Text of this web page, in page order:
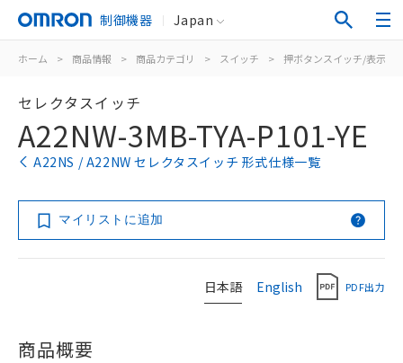
制御機器 Japan
ホーム > 商品情報 > 商品カテゴリ > スイッチ > 押ボタンスイッチ/表示灯
セレクタスイッチ
A22NW-3MB-TYA-P101-YE
A22NS / A22NW セレクタスイッチ 形式仕様一覧
マイリストに追加
日本語 English PDF出力
商品概要